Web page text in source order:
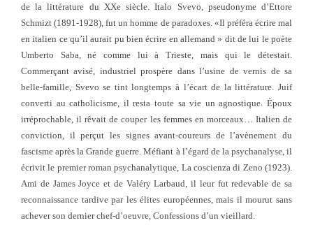
de la littérature du XXe siècle. Italo Svevo, pseudonyme d’Ettore
Schmizt (1891-1928), fut un homme de paradoxes. «Il préféra écrire mal
en italien ce qu’il aurait pu bien écrire en allemand » dit de lui le poète
Umberto Saba, né comme lui à Trieste, mais qui le détestait.
Commerçant avisé, industriel prospère dans l’usine de vernis de sa
belle-famille, Svevo se tint longtemps à l’écart de la littérature. Juif
converti au catholicisme, il resta toute sa vie un agnostique. Époux
irréprochable, il rêvait de couper les femmes en morceaux… Italien de
conviction, il perçut les signes avant-coureurs de l’avènement du
fascisme après la Grande guerre. Méfiant à l’égard de la psychanalyse, il
écrivit le premier roman psychanalytique, La coscienza di Zeno (1923).
Ami de James Joyce et de Valéry Larbaud, il leur fut redevable de sa
reconnaissance tardive par les élites européennes, mais il mourut sans
achever son dernier chef-d’oeuvre, Confessions d’un vieillard.